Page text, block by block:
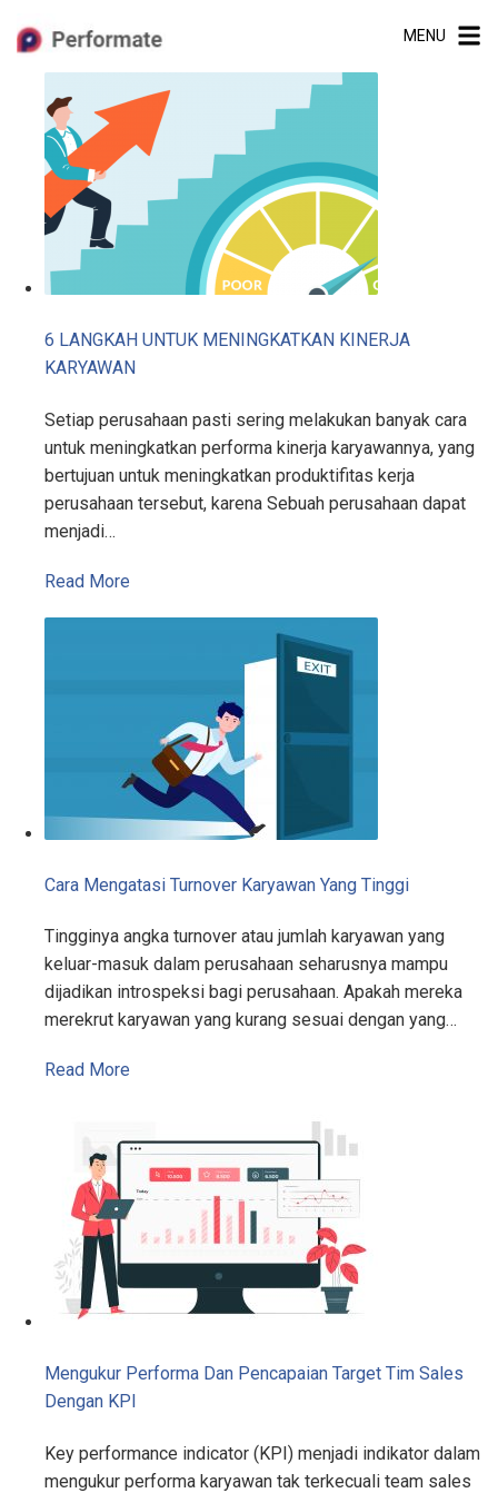
content
MENU
6 LANGKAH UNTUK MENINGKATKAN KINERJA
KARYAWAN
Setiap perusahaan pasti sering melakukan banyak cara
untuk meningkatkan performa kinerja karyawannya, yang
bertujuan untuk meningkatkan produktifitas kerja
perusahaan tersebut, karena Sebuah perusahaan dapat
menjadi…
Read More
Cara Mengatasi Turnover Karyawan Yang Tinggi
Tingginya angka turnover atau jumlah karyawan yang
keluar-masuk dalam perusahaan seharusnya mampu
dijadikan introspeksi bagi perusahaan. Apakah mereka
merekrut karyawan yang kurang sesuai dengan yang…
Read More
Mengukur Performa Dan Pencapaian Target Tim Sales
Dengan KPI
Key performance indicator (KPI) menjadi indikator dalam
mengukur performa karyawan tak terkecuali team sales